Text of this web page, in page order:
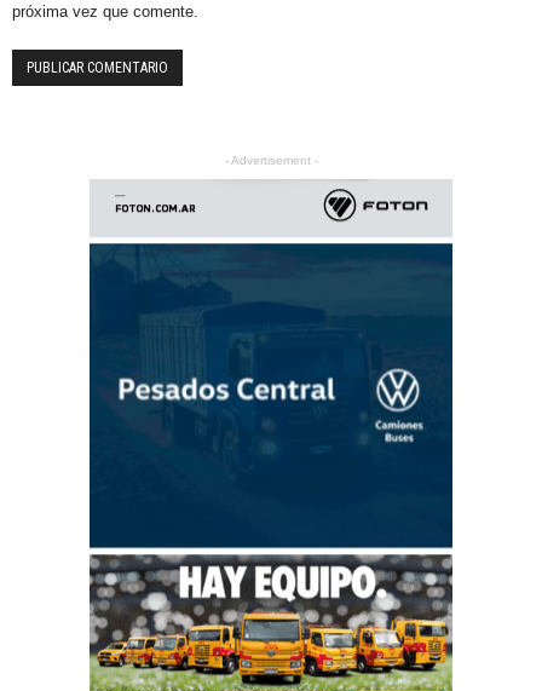
próxima vez que comente.
- Advertisement -